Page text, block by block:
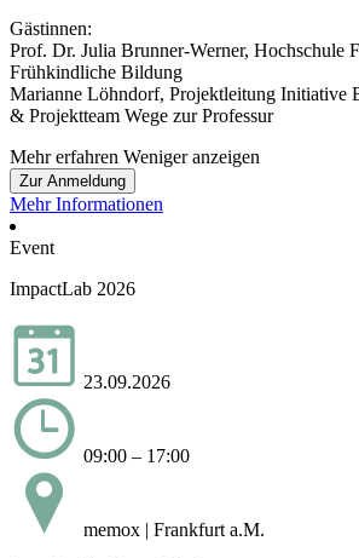
Gästinnen:
Prof. Dr. Julia Brunner-Werner, Hochschule
Frühkindliche Bildung
Marianne Löhndorf, Projektleitung Initiative
& Projektteam Wege zur Professur
Mehr erfahren Weniger anzeigen
Zur Anmeldung
Mehr Informationen
Event
ImpactLab 2026
23.09.2026
09:00 – 17:00
memox | Frankfurt a.M.